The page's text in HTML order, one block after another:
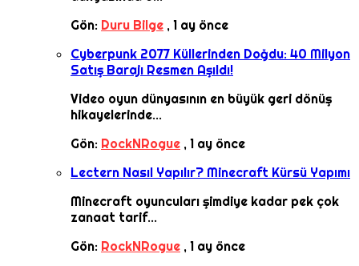
Gön: Duru Bilge , 1 ay önce
Cyberpunk 2077 Küllerinden Doğdu: 40 Milyon
Satış Barajı Resmen Aşıldı!
Video oyun dünyasının en büyük geri dönüş
hikayelerinde...
Gön: RockNRogue , 1 ay önce
Lectern Nasıl Yapılır? Minecraft Kürsü Yapımı
Minecraft oyuncuları şimdiye kadar pek çok
zanaat tarif...
Gön: RockNRogue , 1 ay önce